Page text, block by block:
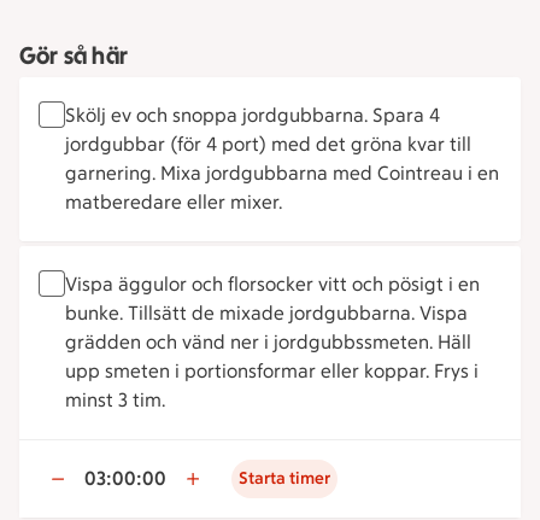
Gör så här
Skölj ev och snoppa jordgubbarna. Spara 4
jordgubbar (för 4 port) med det gröna kvar till
garnering. Mixa jordgubbarna med Cointreau i en
matberedare eller mixer.
Vispa äggulor och florsocker vitt och pösigt i en
bunke. Tillsätt de mixade jordgubbarna. Vispa
grädden och vänd ner i jordgubbssmeten. Häll
upp smeten i portionsformar eller koppar. Frys i
minst 3 tim.
03:00:00 Starta timer